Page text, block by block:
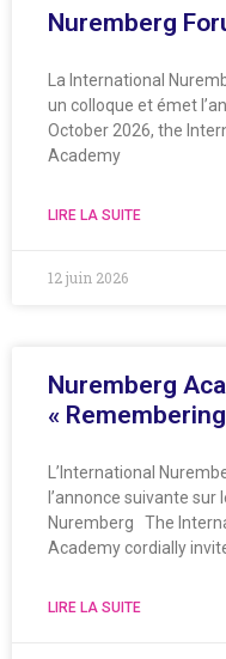
Nuremberg
La International
un colloque et émet
October 2026, the
Academy
LIRE LA SUITE
12 juin 2026
Nuremberg
«
L’International
l’annonce suivante
Nuremberg The
Academy cordially
LIRE LA SUITE